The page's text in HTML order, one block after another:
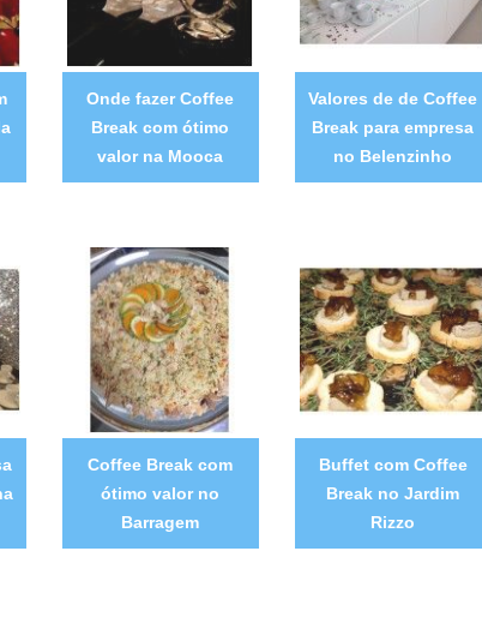
Onde fazer Coffee
Break com ótimo
valor na Mooca
Valores de de Coffee
Break para empresa
no Belenzinho
Coffee Break com
ótimo valor no
Barragem
Buffet com Coffee
Break no Jardim
Rizzo